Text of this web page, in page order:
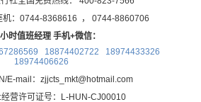
机：0744-8368616 ， 0744-8860706
时值班经理 手机+微信：
18874402722 18974433326
18974406626
E-mail：zjjcts_mkt@hotmail.com
经营许可证号：L-HUN-CJ00010